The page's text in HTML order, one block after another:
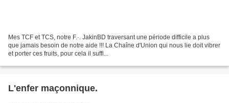
Mes TCF et TCS, notre F.·. JakinBD traversant une période difficile a plus
que jamais besoin de notre aide !!! La Chaîne d'Union qui nous lie doit vibrer
et porter ces fruits, pour cela il suffi...
L'enfer maçonnique.